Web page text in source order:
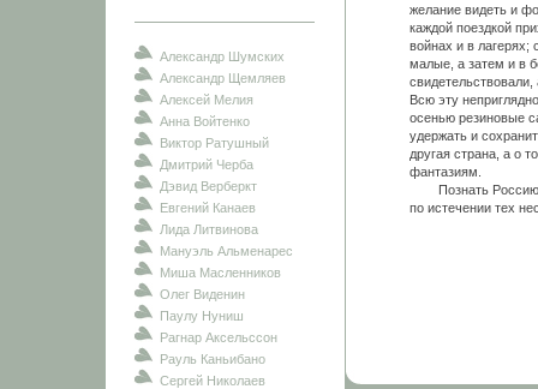
Александр Шумских
Александр Щемляев
Алексей Мелия
Анна Войтенко
Виктор Ратушный
Дмитрий Черба
Дэвид Верберкт
Евгений Канаев
Лида Литвинова
Мануэль Альменарес
Миша Масленников
Олег Виденин
Паулу Нуниш
Рагнар Аксельссон
Рауль Каньибано
Сергей Николаев
желание видеть и
каждой поездкой
войнах и в
малые, а затем и в
Всю эту
осенью резиновые
удержать и
другая страна, а о
фантазиям.
Познать Россию
по истечении тех